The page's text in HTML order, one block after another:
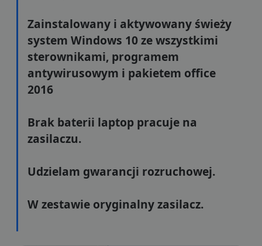
Zainstalowany i aktywowany świeży
system Windows 10 ze wszystkimi
sterownikami, programem
antywirusowym i pakietem office
2016
Brak baterii laptop pracuje na
zasilaczu.
Udzielam gwarancji rozruchowej.
W zestawie oryginalny zasilacz.